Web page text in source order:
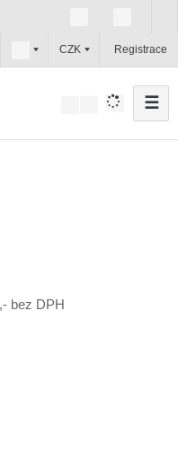
c
z
CZK Registrace
☰
bez DPH